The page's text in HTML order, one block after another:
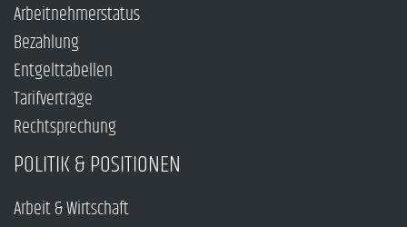
Arbeitnehmerstatus
Bezahlung
Entgelttabellen
Tarifverträge
Rechtsprechung
POLITIK & POSITIONEN
Arbeit & Wirtschaft